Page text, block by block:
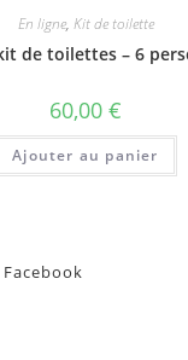
En ligne, Kit de toilette
de toilettes – 6
60,00 €
Ajouter au panier